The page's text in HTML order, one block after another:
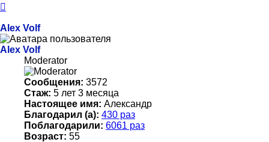
началу
Alex Volf
Alex Volf
Moderator
Сообщения: 3572
Стаж: 5 лет 3 месяца
Настоящее имя: Александр
Благодарил (а): 430 раз
Поблагодарили: 6061 раз
Возраст: 55